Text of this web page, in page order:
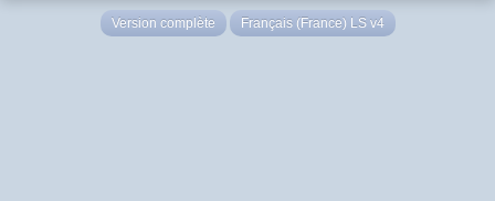
Version complète Français (France) LS v4